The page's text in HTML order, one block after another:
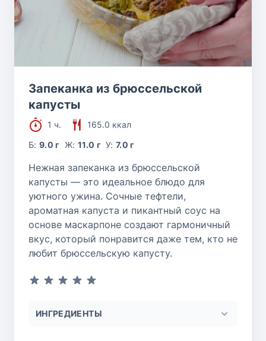
Запеканка из брюссельской
капусты
1 ч.
165.0 ккал
Б:9.0 г Ж: 11.0 г У:7.0 г
Нежная запеканка из брюссельской
капусты — это идеальное блюдо для
уютного ужина. Сочные тефтели,
ароматная капуста и пикантный соус на
основе маскарпоне создают гармоничный
вкус, который понравится даже тем, кто не
любит брюссельскую капусту.
ИНГРЕДИЕНТЫ